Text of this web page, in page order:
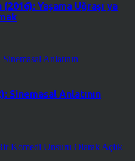
Yaşama Uğraşı ya
Sinemasal Anlatının